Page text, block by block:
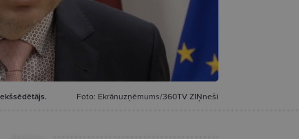
Foto: Ekrānuzņēmums/360TV ZIŅneši